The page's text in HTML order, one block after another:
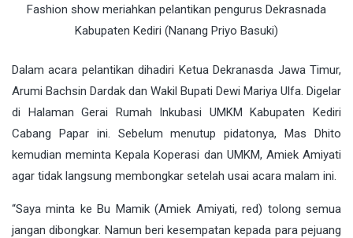
Fashion show meriahkan pelantikan pengurus Dekrasnada
Kabupaten Kediri (Nanang Priyo Basuki)
Dalam acara pelantikan dihadiri Ketua Dekranasda Jawa Timur,
Arumi Bachsin Dardak dan Wakil Bupati Dewi Mariya Ulfa. Digelar
di Halaman Gerai Rumah Inkubasi UMKM Kabupaten Kediri
Cabang Papar ini. Sebelum menutup pidatonya, Mas Dhito
kemudian meminta Kepala Koperasi dan UMKM, Amiek Amiyati
agar tidak langsung membongkar setelah usai acara malam ini.
“Saya minta ke Bu Mamik (Amiek Amiyati, red) tolong semua
jangan dibongkar. Namun beri kesempatan kepada para pejuang